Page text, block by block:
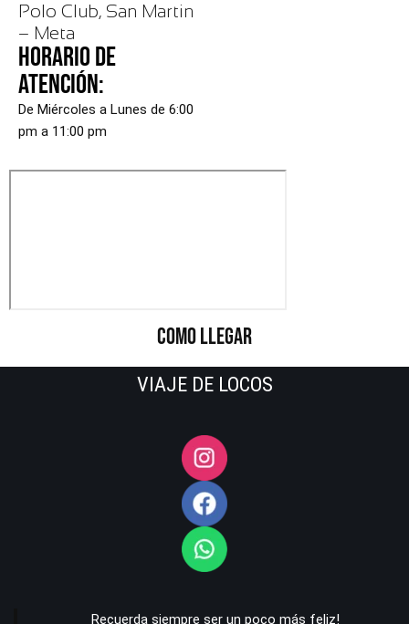
Polo Club, San Martin
– Meta
HORARIO DE
ATENCIÓN:
De Miércoles a Lunes de 6:00
pm a 11:00 pm
COMO LLEGAR
VIAJE DE LOCOS
Recuerda siempre ser un poco más feliz!